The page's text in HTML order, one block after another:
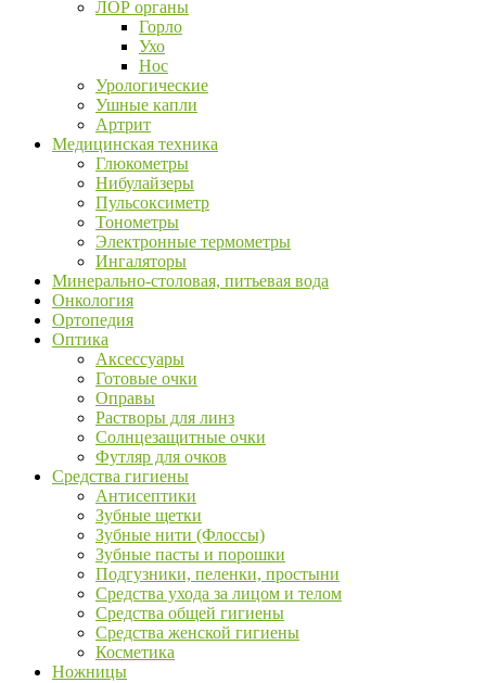
ЛОР органы
Горло
Ухо
Нос
Урологические
Ушные капли
Артрит
Медицинская техника
Глюкометры
Нибулайзеры
Пульсоксиметр
Тонометры
Электронные термометры
Ингаляторы
Минерально-столовая, питьевая вода
Онкология
Ортопедия
Оптика
Аксессуары
Готовые очки
Оправы
Растворы для линз
Солнцезащитные очки
Футляр для очков
Средства гигиены
Антисептики
Зубные щетки
Зубные нити (Флоссы)
Зубные пасты и порошки
Подгузники, пеленки, простыни
Средства ухода за лицом и телом
Средства общей гигиены
Средства женской гигиены
Косметика
Ножницы